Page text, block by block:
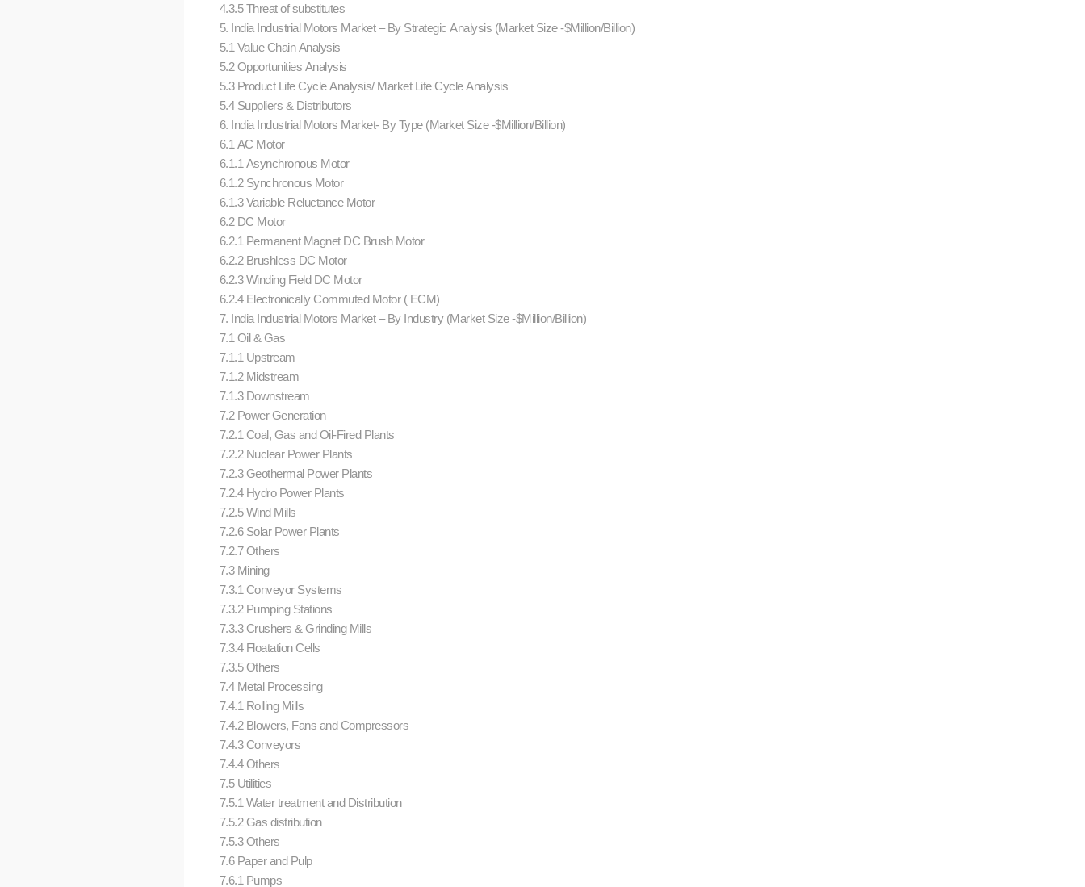
4.3.5 Threat of substitutes
5. India Industrial Motors Market – By Strategic Analysis (Market Size -$Million/Billion)
5.1 Value Chain Analysis
5.2 Opportunities Analysis
5.3 Product Life Cycle Analysis/ Market Life Cycle Analysis
5.4 Suppliers & Distributors
6. India Industrial Motors Market- By Type (Market Size -$Million/Billion)
6.1 AC Motor
6.1.1 Asynchronous Motor
6.1.2 Synchronous Motor
6.1.3 Variable Reluctance Motor
6.2 DC Motor
6.2.1 Permanent Magnet DC Brush Motor
6.2.2 Brushless DC Motor
6.2.3 Winding Field DC Motor
6.2.4 Electronically Commuted Motor ( ECM)
7. India Industrial Motors Market – By Industry (Market Size -$Million/Billion)
7.1 Oil & Gas
7.1.1 Upstream
7.1.2 Midstream
7.1.3 Downstream
7.2 Power Generation
7.2.1 Coal, Gas and Oil-Fired Plants
7.2.2 Nuclear Power Plants
7.2.3 Geothermal Power Plants
7.2.4 Hydro Power Plants
7.2.5 Wind Mills
7.2.6 Solar Power Plants
7.2.7 Others
7.3 Mining
7.3.1 Conveyor Systems
7.3.2 Pumping Stations
7.3.3 Crushers & Grinding Mills
7.3.4 Floatation Cells
7.3.5 Others
7.4 Metal Processing
7.4.1 Rolling Mills
7.4.2 Blowers, Fans and Compressors
7.4.3 Conveyors
7.4.4 Others
7.5 Utilities
7.5.1 Water treatment and Distribution
7.5.2 Gas distribution
7.5.3 Others
7.6 Paper and Pulp
7.6.1 Pumps